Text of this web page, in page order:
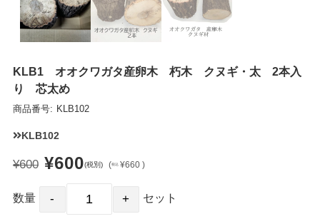
KLB1 オオクワガタ産卵木 朽木 クヌギ・太 2本入
り 芯太め
商品番号: KLB102
KLB102
¥600¥600(税別) (税込 ¥660 )
数量 セット